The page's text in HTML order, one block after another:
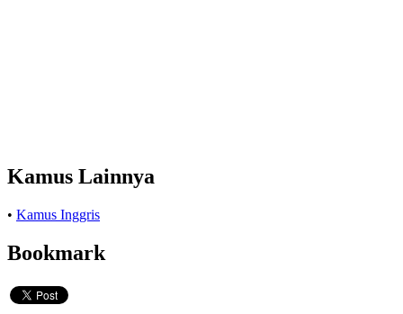
Kamus Lainnya
• Kamus Inggris
Bookmark